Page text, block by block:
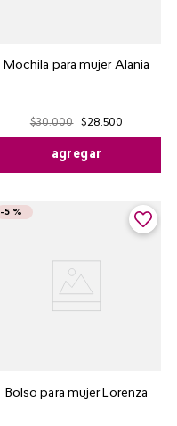
Mochila para mujer Alania
$30.000 $28.500
agregar
Bolso para mujer Lorenza
-5 %